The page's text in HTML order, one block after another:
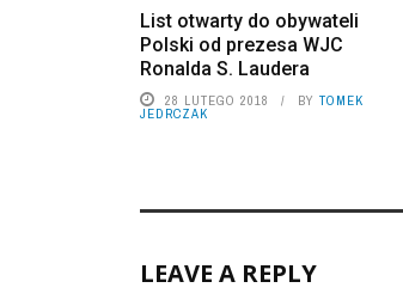
List otwarty do obywateli
Polski od prezesa WJC
Ronalda S. Laudera
28 LUTEGO 2018 BY TOMEK
JEDRCZAK
LEAVE A REPLY